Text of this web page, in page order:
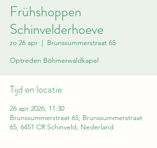
Frühshoppen
Schinvelderhoeve
zo 26 apr
  |
Brunssummerstraat 65
Optreden Böhmerwaldkapel
Tijd en locatie
26 apr 2026, 11:30
Brunssummerstraat 65, Brunssummerstraat
65, 6451 CR Schinveld, Nederland